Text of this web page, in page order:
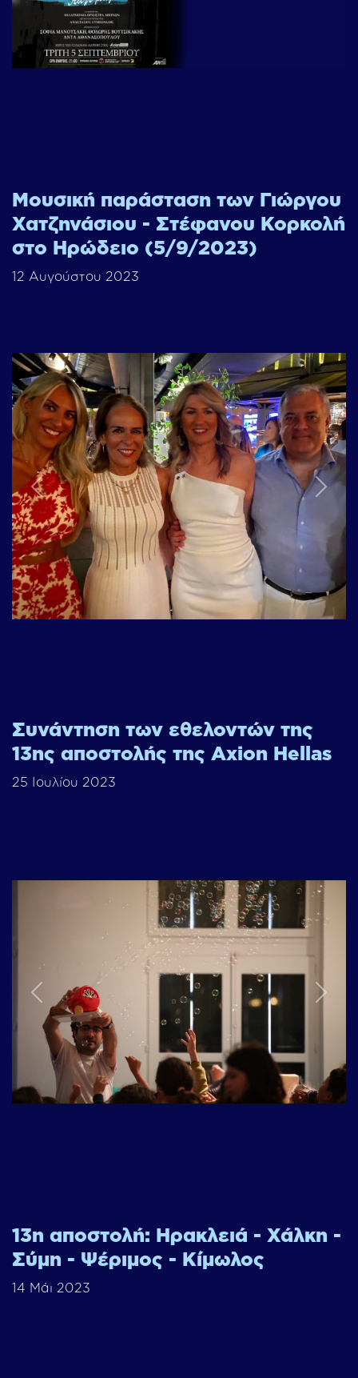
Μουσική παράσταση των Γιώργου
Χατζηνάσιου - Στέφανου Κορκολή
στο Ηρώδειο (5/9/2023)
12 Αυγούστου 2023
Previous Next
Συνάντηση των εθελοντών της
13ης αποστολής της Axion Hellas
25 Ιουλίου 2023
Previous Next
13η αποστολή: Ηρακλειά - Χάλκη -
Σύμη - Ψέριμος - Κίμωλος
14 Μάι 2023